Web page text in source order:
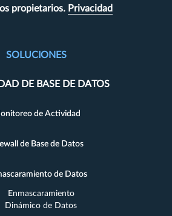
propietarios. Privacidad
SOLUCIONES
DE BASE DE DATOS
de Actividad
de Base de Datos
de Datos
Enmascaramiento
Dinámico de Datos